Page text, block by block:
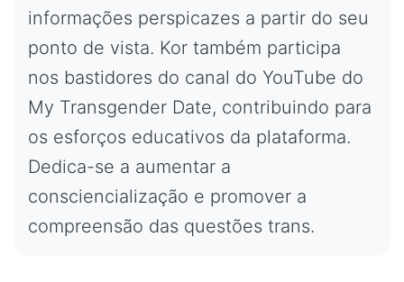
informações perspicazes a partir do seu
ponto de vista. Kor também participa
nos bastidores do canal do YouTube do
My Transgender Date, contribuindo para
os esforços educativos da plataforma.
Dedica-se a aumentar a
consciencialização e promover a
compreensão das questões trans.